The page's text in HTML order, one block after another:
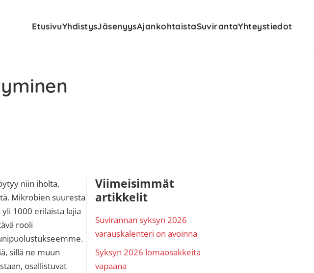
EtusivuYhdistysJäsenyysAjankohtaistaSuvirantaYhteystiedot
niin iholta,
Mikrobien suuresta
1000 erilaista lajia
rooli
sillä ne muun
osallistuvat
Ensisijainen
sivupalkki
Viimeisimmät
artikkelit
Suvirannan syksyn 2026
varauskalenteri on avoinna
Syksyn 2026 lomaosakkeita
vapaana